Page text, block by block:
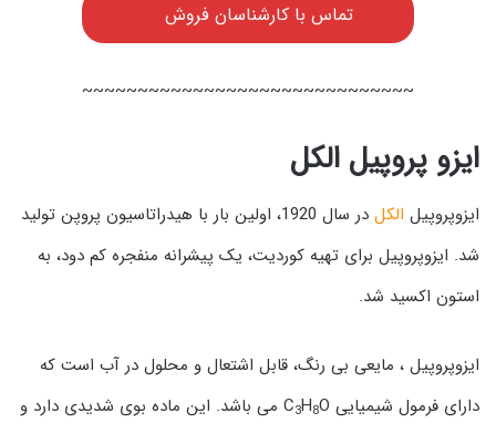
تماس با کارشناسان فروش
~~~~~~~~~~~~~~~~~~~~~~~~~~~~~~
ایزو پروپیل الکل
ایزوپروپیل الکل
در سال 1920، اولین بار با هیدراتاسیون پروپن تولید
شد. ایزوپروپیل برای تهیه کوردیت، یک پیشرانه منفجره کم دود، به
استون اکسید شد.
ایزوپروپیل ، مایعی بی رنگ، قابل اشتعال و محلول در آب است که
دارای فرمول شیمیایی C
3H8
O می باشد. این ماده بوی شدیدی دارد و